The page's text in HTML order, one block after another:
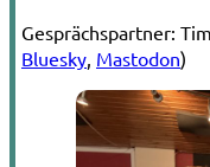
Gesprächspartner:
Bluesky Mastodon)